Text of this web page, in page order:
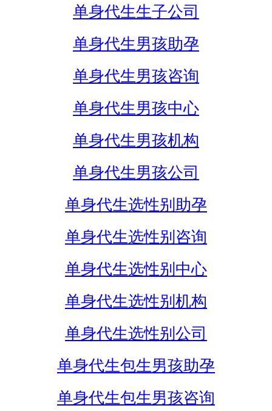
单身代生生子公司
单身代生男孩助孕
单身代生男孩咨询
单身代生男孩中心
单身代生男孩机构
单身代生男孩公司
单身代生选性别助孕
单身代生选性别咨询
单身代生选性别中心
单身代生选性别机构
单身代生选性别公司
单身代生包生男孩助孕
单身代生包生男孩咨询